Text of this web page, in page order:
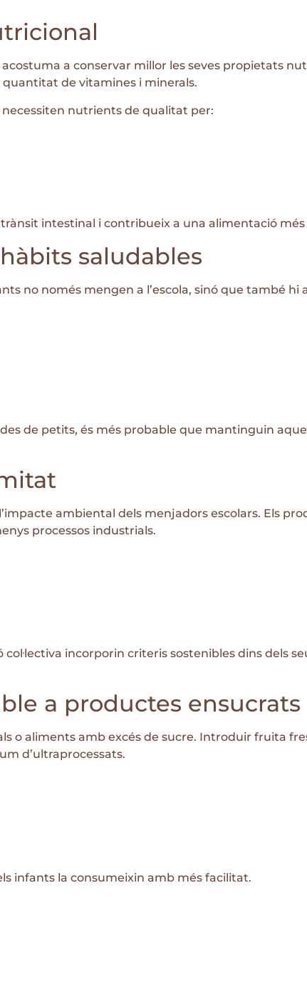
a conservar millor les seves propietats
de vitamines i minerals.
nutrients de qualitat per:
intestinal i contribueix a una alimentació
saludables
no només mengen a l’escola, sinó que també hi
de petits, és més probable que mantinguin
ambiental dels menjadors escolars. Els
processos industrials.
incorporin criteris sostenibles dins dels
a productes ensucrats
o aliments amb excés de sucre. Introduir fruita
d’ultraprocessats.
infants la consumeixin amb més facilitat.